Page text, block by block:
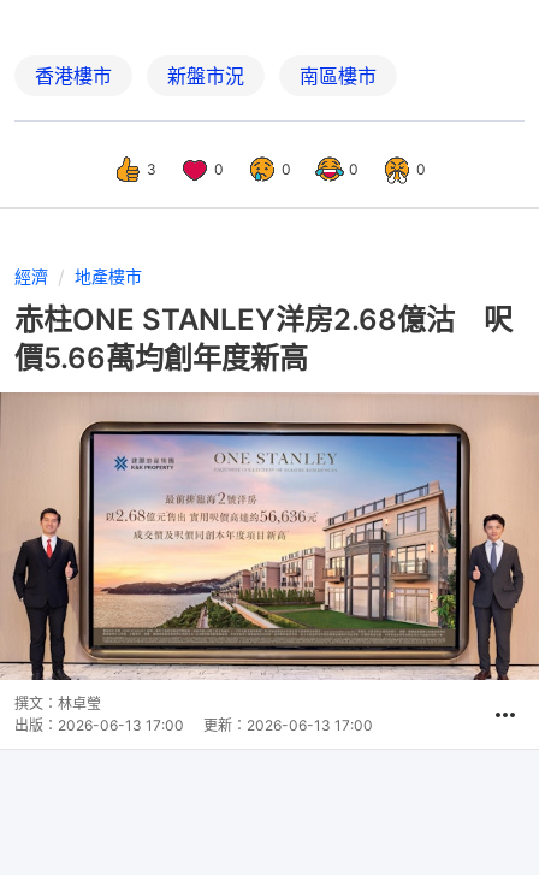
香港樓市 新盤市況 南區樓市
3 0 0 0 0
經濟 地產樓市
赤柱ONE STANLEY洋房2.68億沽 呎
價5.66萬均創年度新高
撰文： 林卓瑩
出版： 2026-06-13 17:00 更新： 2026-06-13 17:00